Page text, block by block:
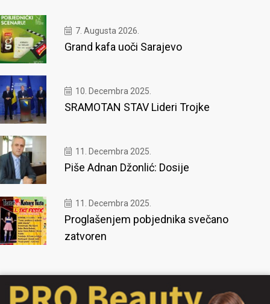
7. Augusta 2026.
Grand kafa uoči Sarajevo
10. Decembra 2025.
SRAMOTAN STAV Lideri Trojke
11. Decembra 2025.
Piše Adnan Džonlić: Dosije
11. Decembra 2025.
Proglašenjem pobjednika svečano
zatvoren